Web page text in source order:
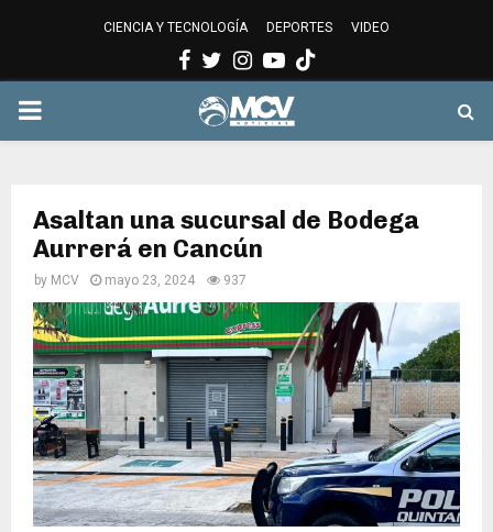
CIENCIA Y TECNOLOGÍA DEPORTES VIDEO
Facebook
Twitter
Instagram
Youtube
PRIMARY
Asaltan una sucursal de Bodega
Aurrerá en Cancún
by MCV mayo 23, 2024 937